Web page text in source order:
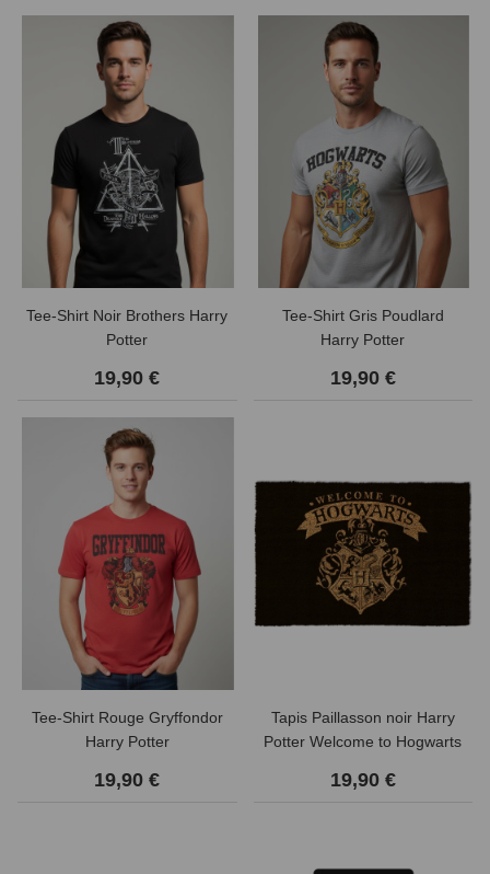
Tee-Shirt Noir Brothers Harry
Potter
19,90 €
Tee-Shirt Gris Poudlard
Harry Potter
19,90 €
Tee-Shirt Rouge Gryffondor
Harry Potter
19,90 €
Tapis Paillasson noir Harry
Potter Welcome to Hogwarts
19,90 €